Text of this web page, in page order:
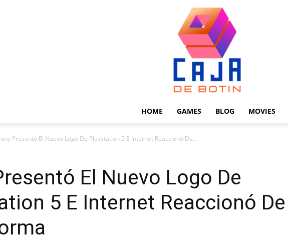
HOME GAMES BLOG MOVIES
Presentó El Nuevo Logo De Playstation 5 E Internet Reaccionó De...
El Nuevo Logo De
5 E Internet Reaccionó De